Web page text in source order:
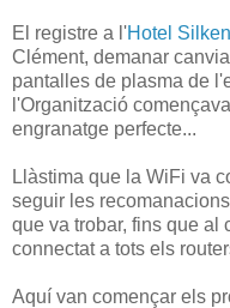
El registre a l'Hotel Silken
Clément, demanar
pantalles de plasma de
l'Organització
engranatge perfecte...
Llàstima que la WiFi va
seguir les
que va trobar, fins que al
connectat a tots els
Aquí van començar els